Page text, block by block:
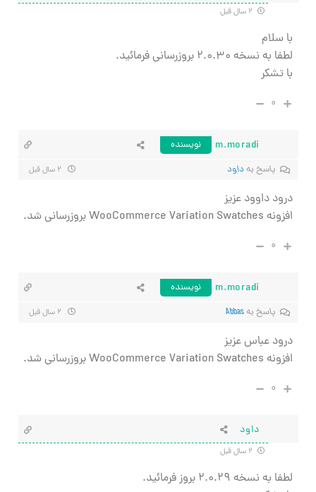
با سلام
لطفا به نسخه ۲.۰.۳۰ بروزرسانی فرمائید.
با تشکر
۰
m.moradi
نویسنده
پاسخ به داود
درود داوود عزیز
افزونه WooCommerce Variation Swatches بروزرسانی شد.
۰
m.moradi
نویسنده
پاسخ بهAbbas
درود عباس عزیز
افزونه WooCommerce Variation Swatches بروزرسانی شد.
۰
داود
لطفا به نسخه ۲.۰.۲۹ بروز فرمائید.